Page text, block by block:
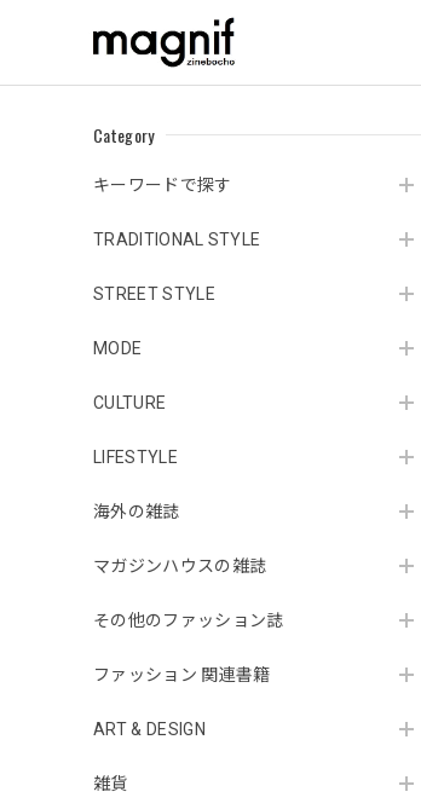
Category
キーワードで探す
TRADITIONAL STYLE
STREET STYLE
MODE
CULTURE
LIFESTYLE
海外の雑誌
マガジンハウスの雑誌
その他のファッション誌
ファッション 関連書籍
ART & DESIGN
雑貨